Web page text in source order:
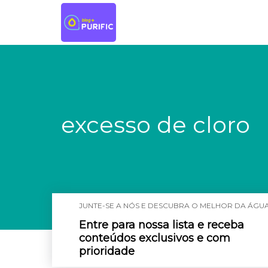
excesso de cloro
JUNTE-SE A NÓS E DESCUBRA O MELHOR DA
Entre para nossa lista e receba
conteúdos exclusivos e com
prioridade